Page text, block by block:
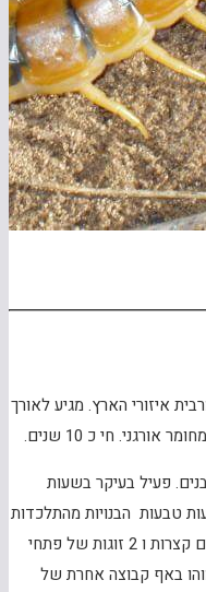
איזורי הארץ. מגיע לאורך
פעיל בעיקר בשעות
טבעות הבנויות מהתלכדות
של 2 פרקים. בכל טבעת יש 2 זוגות רגליים קצרות ו 2 זוגות של פתחי
באף קבוצה אחרת של